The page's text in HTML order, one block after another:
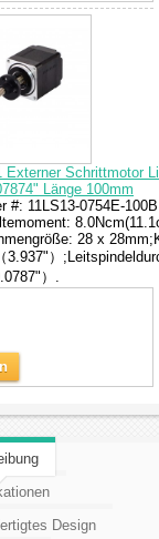
Externer Schrittmotor
Länge 100mm
#: 11LS13-0754E-
28 x
3.937"）
）.
Design